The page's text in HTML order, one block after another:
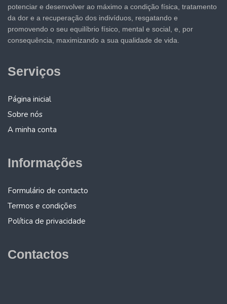
potenciar e desenvolver ao máximo a condição física, tratamento
da dor e a recuperação dos indivíduos, resgatando e
promovendo o seu equilíbrio físico, mental e social, e, por
consequência, maximizando a sua qualidade de vida.
Serviços
Página inicial
Sobre nós
A minha conta
Informações
Formulário de contacto
Termos e condições
Política de privacidade
Contactos